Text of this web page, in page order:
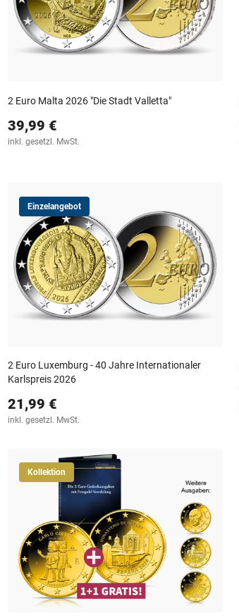
2 Euro Malta 2026 "Die Stadt Valletta"
39,99 €
inkl. gesetzl. MwSt.
Einzelangebot
2 Euro Luxemburg - 40 Jahre Internationaler
Karlspreis 2026
21,99 €
inkl. gesetzl. MwSt.
Kollektion